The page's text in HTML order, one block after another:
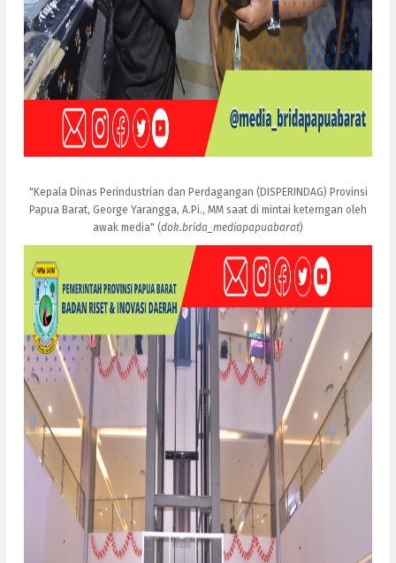
"Kepala Dinas Perindustrian dan Perdagangan (DISPERINDAG) Provinsi
Papua Barat, George Yarangga, A.Pi., MM saat di mintai keterngan oleh
awak media" (dok.brida_mediapapuabarat)